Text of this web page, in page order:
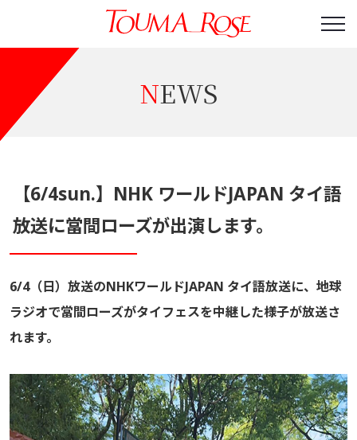
NEWS
【6/4sun.】NHK ワールドJAPAN タイ語
放送に當間ローズが出演します。
6/4（日）放送のNHKワールドJAPAN タイ語放送に、地球
ラジオで當間ローズがタイフェスを中継した様子が放送さ
れます。